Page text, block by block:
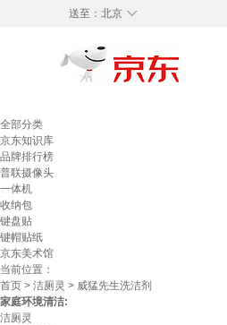
◇
送至： 北京
全部分类
京东知识库
品牌排行榜
普联摄像头
一体机
收纳包
键盘贴
键帽贴纸
京东美术馆
当前位置：
首页 > 洁厕灵 > 威猛先生洗洁剂
家庭环境清洁:
洁厕灵